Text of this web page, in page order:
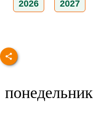
2026 2027
понедельник